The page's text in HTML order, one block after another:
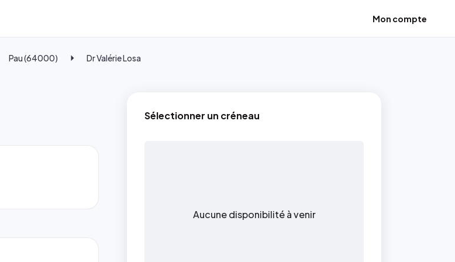
Mon compte
Pau (64000) Dr Valérie Losa
Sélectionner un créneau
Aucune disponibilité à venir